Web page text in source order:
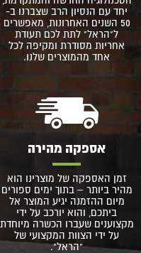
יחד עם הנסיון הרב שצברנו ב-
50 השנים האחרונות, מאפשרים
ל"הראל" לתת לכם תעודת
אחריות מסודרת ומקיפה לכל
אחד מהמוצרים שלנו.
אספקה מהירה
זמן האספקה של מוצרינו הוא
מהיר ביותר – בתוך ימים ספורים
מיום ההזמנה יגיע המוצר אל
ביתכם, והוא יורכב על ידי
מקצוענים שעברו הכשרה מיוחדת
על ידי הצוות המקצועי של
"הראל".